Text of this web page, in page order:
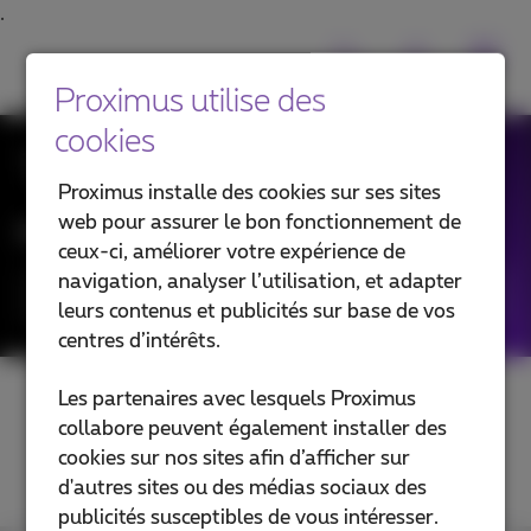
Filtrer les news par :
Catégories
Proximus utilise des
cookies
Proximus installe des cookies sur ses sites
web pour assurer le bon fonctionnement de
ceux-ci, améliorer votre expérience de
navigation, analyser l’utilisation, et adapter
leurs contenus et publicités sur base de vos
centres d’intérêts.
Les partenaires avec lesquels Proximus
collabore peuvent également installer des
cookies sur nos sites afin d’afficher sur
d'autres sites ou des médias sociaux des
publicités susceptibles de vous intéresser.